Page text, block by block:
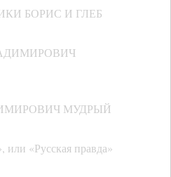
БОРИС И ГЛЕБ
МУДРЫЙ
или «Русская правда»